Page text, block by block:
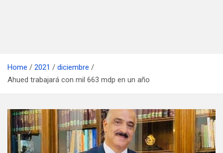
Home 2021
diciembre
Ahued trabajará con mil 663 mdp en un año